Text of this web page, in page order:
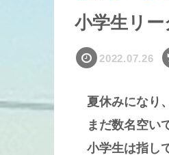
小学生リー
2022.07.26
夏休みになり
まだ数名空い
小学生は指し